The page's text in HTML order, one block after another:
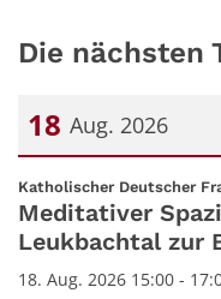
Die nächsten
18 Aug. 2026
Datum: 18. August
Katholischer Deutscher
Meditativer
Leukbachtal zur
18. Aug. 2026 15:00 -